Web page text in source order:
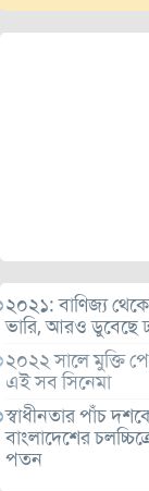
২০২১: বাণিজ্য
ভারি, আরও ডুবেছে
২০২২ সালে মুক্তি
এই সব সিনেমা
স্বাধীনতার পাঁচ
বাংলাদেশের
পতন